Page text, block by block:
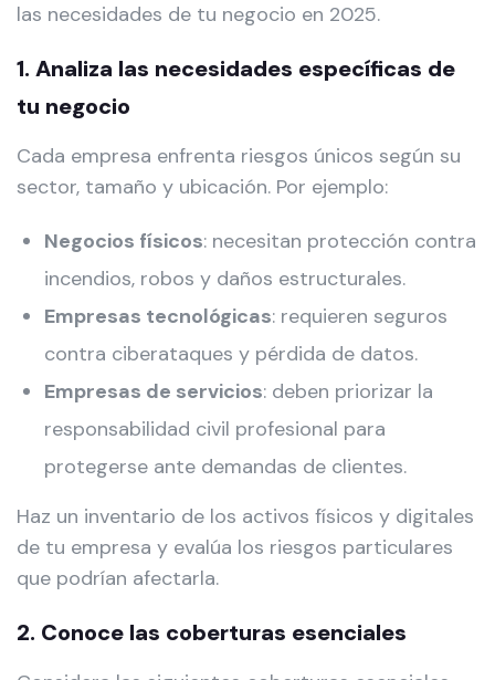
las necesidades de tu negocio en 2025.
1. Analiza las necesidades específicas de
tu negocio
Cada empresa enfrenta riesgos únicos según su
sector, tamaño y ubicación. Por ejemplo:
Negocios físicos: necesitan protección contra
incendios, robos y daños estructurales.
Empresas tecnológicas: requieren seguros
contra ciberataques y pérdida de datos.
Empresas de servicios: deben priorizar la
responsabilidad civil profesional para
protegerse ante demandas de clientes.
Haz un inventario de los activos físicos y digitales
de tu empresa y evalúa los riesgos particulares
que podrían afectarla.
2. Conoce las coberturas esenciales